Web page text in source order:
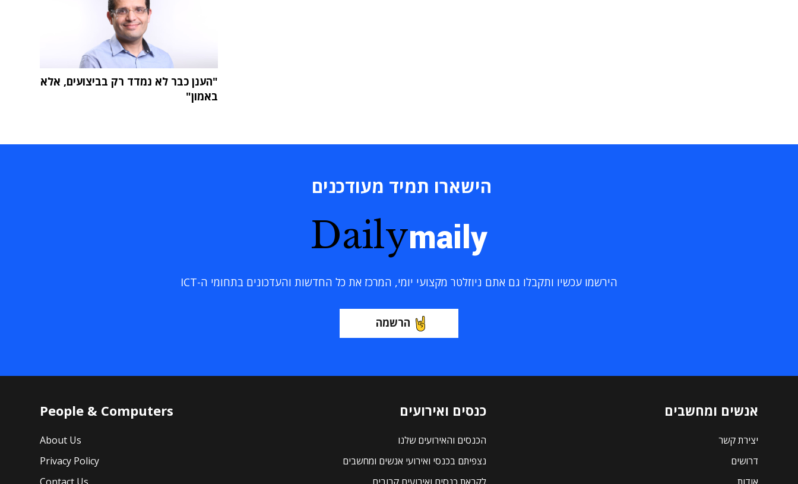
"הענן כבר לא נמדד רק בביצועים, אלא
באמון"
הישארו תמיד מעודכנים
Dailymaily
הירשמו עכשיו ותקבלו גם אתם ניוזלטר מקצועי יומי, המרכז את כל החדשות והעדכונים בתחומי ה-ICT
הרשמה
אנשים ומחשבים
יצירת קשר
דרושים
כנסים ואירועים
הכנסים והאירועים שלנו
נצפיתם בכנסי ואירועי אנשים ומחשבים
People & Computers
About Us
Privacy Policy